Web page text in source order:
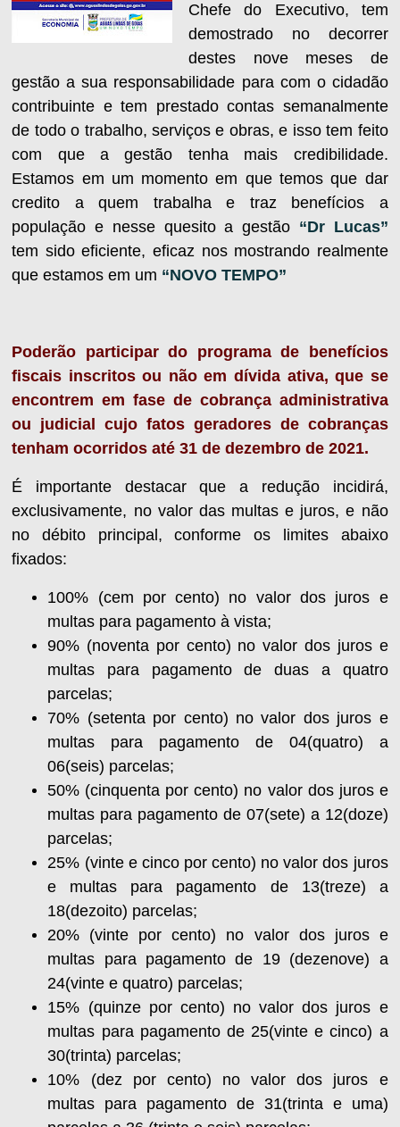
Chefe do Executivo, tem
demostrado no decorrer
destes nove meses de
gestão a sua responsabilidade para com o cidadão
contribuinte e tem prestado contas semanalmente
de todo o trabalho, serviços e obras, e isso tem feito
com que a gestão tenha mais credibilidade.
Estamos em um momento em que temos que dar
credito a quem trabalha e traz benefícios a
população e nesse quesito a gestão “Dr Lucas”
tem sido eficiente, eficaz nos mostrando realmente
que estamos em um “NOVO TEMPO”
Poderão participar do programa de benefícios
fiscais inscritos ou não em dívida ativa, que se
encontrem em fase de cobrança administrativa
ou judicial cujo fatos geradores de cobranças
tenham ocorridos até 31 de dezembro de 2021.
É importante destacar que a redução incidirá,
exclusivamente, no valor das multas e juros, e não
no débito principal, conforme os limites abaixo
fixados:
100% (cem por cento) no valor dos juros e
multas para pagamento à vista;
90% (noventa por cento) no valor dos juros e
multas para pagamento de duas a quatro
parcelas;
70% (setenta por cento) no valor dos juros e
multas para pagamento de 04(quatro) a
06(seis) parcelas;
50% (cinquenta por cento) no valor dos juros e
multas para pagamento de 07(sete) a 12(doze)
parcelas;
25% (vinte e cinco por cento) no valor dos juros
e multas para pagamento de 13(treze) a
18(dezoito) parcelas;
20% (vinte por cento) no valor dos juros e
multas para pagamento de 19 (dezenove) a
24(vinte e quatro) parcelas;
15% (quinze por cento) no valor dos juros e
multas para pagamento de 25(vinte e cinco) a
30(trinta) parcelas;
10% (dez por cento) no valor dos juros e
multas para pagamento de 31(trinta e uma)